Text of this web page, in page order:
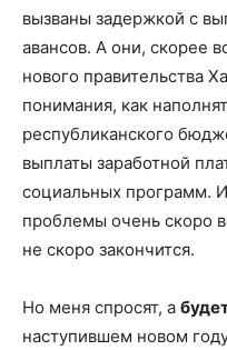
вызваны задержкой с
авансов. А они, скорее
нового правительства
понимания, как
республиканского
выплаты заработной
социальных программ.
проблемы очень скоро
не скоро закончится.
Но меня спросят, а
наступившем новом